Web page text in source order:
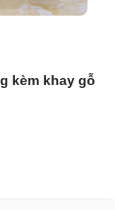
kèm khay gỗ